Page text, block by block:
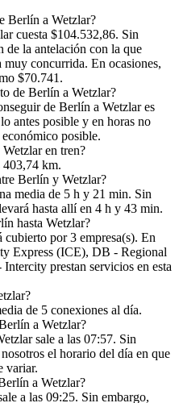
Berlín a Wetzlar?
cuesta $104.532,86. Sin
de la antelación con la que
muy concurrida. En ocasiones,
$70.741.
de Berlín a Wetzlar?
de Berlín a Wetzlar es
antes posible y en horas no
posible.
en tren?
403,74 km.
Berlín y Wetzlar?
media de 5 h y 21 min. Sin
hasta allí en 4 h y 43 min.
hasta Wetzlar?
por 3 empresa(s). En
Express (ICE), DB - Regional
prestan servicios en esta
de 5 conexiones al día.
a Wetzlar?
sale a las 07:57. Sin
el horario del día en que
variar.
a Wetzlar?
a las 09:25. Sin embargo,